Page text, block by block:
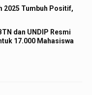
2025 Tumbuh Positif,
dan UNDIP Resmi
17.000 Mahasiswa